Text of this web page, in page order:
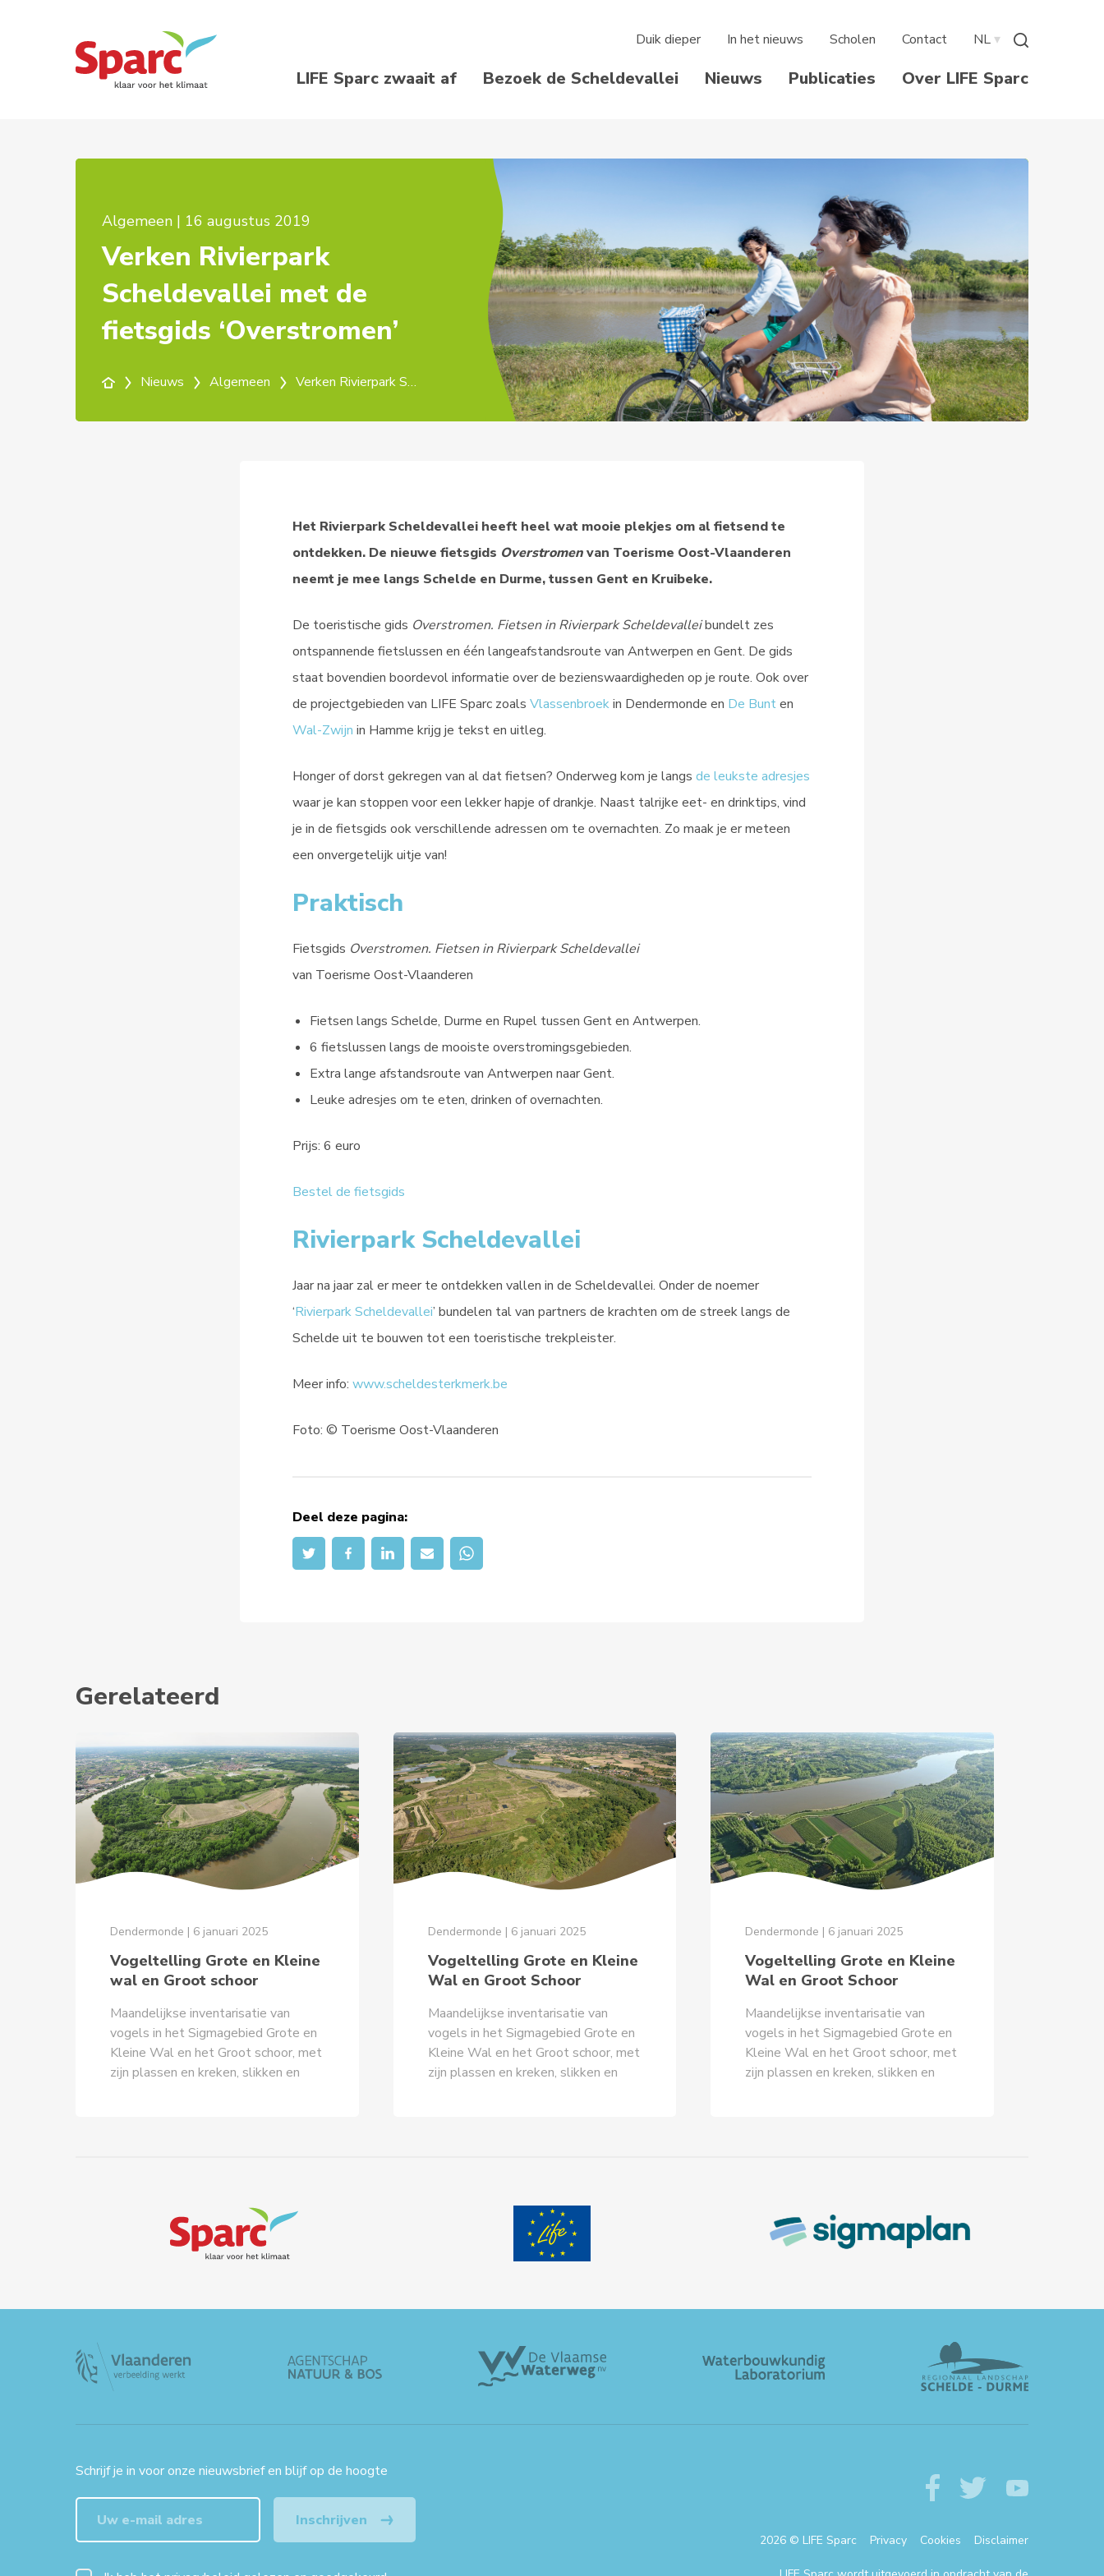
Duik dieper In het nieuws Scholen Contact NL▾
LIFE Sparc zwaait af Bezoek de Scheldevallei Nieuws Publicaties Over LIFE Sparc
Algemeen | 16 augustus 2019
Verken Rivierpark
Scheldevallei met de
fietsgids ‘Overstromen’
Nieuws Algemeen Verken Rivierpark Scheldevallei met de fietsgids ‘Overstromen’
Het Rivierpark Scheldevallei heeft heel wat mooie plekjes om al fietsend te
ontdekken. De nieuwe fietsgids Overstromenvan Toerisme Oost-Vlaanderen
neemt je mee langs Schelde en Durme, tussen Gent en Kruibeke.
De toeristische gids Overstromen. Fietsen in Rivierpark Scheldevalleibundelt zes
ontspannende fietslussen en één langeafstandsroute van Antwerpen en Gent. De gids
staat bovendien boordevol informatie over de bezienswaardigheden op je route. Ook over
de projectgebieden van LIFE Sparc zoals Vlassenbroekin Dendermonde en De Bunten
Wal-Zwijn in Hamme krijg je tekst en uitleg.
Honger of dorst gekregen van al dat fietsen? Onderweg kom je langs de leukste adresjes
waar je kan stoppen voor een lekker hapje of drankje. Naast talrijke eet- en drinktips, vind
je in de fietsgids ook verschillende adressen om te overnachten. Zo maak je er meteen
een onvergetelijk uitje van!
Praktisch
Fietsgids Overstromen. Fietsen in Rivierpark Scheldevallei
van Toerisme Oost-Vlaanderen
Fietsen langs Schelde, Durme en Rupel tussen Gent en Antwerpen.
6 fietslussen langs de mooiste overstromingsgebieden.
Extra lange afstandsroute van Antwerpen naar Gent.
Leuke adresjes om te eten, drinken of overnachten.
Prijs: 6 euro
Bestel de fietsgids
Rivierpark Scheldevallei
Jaar na jaar zal er meer te ontdekken vallen in de Scheldevallei. Onder de noemer
‘Rivierpark Scheldevallei’ bundelen tal van partners de krachten om de streek langs de
Schelde uit te bouwen tot een toeristische trekpleister.
Meer info: www.scheldesterkmerk.be
Foto: © Toerisme Oost-Vlaanderen
Deel deze pagina:
Gerelateerd
Dendermonde | 6 januari 2025
Vogeltelling Grote en Kleine
wal en Groot schoor
Maandelijkse inventarisatie van
vogels in het Sigmagebied Grote en
Kleine Wal en het Groot schoor, met
zijn plassen en kreken, slikken en
Kastel (13u35). PRAKTISCH
WANNEER: Zaterdag 1 maart
2025, 13.30 u...
Dendermonde | 6 januari 2025
Vogeltelling Grote en Kleine
Wal en Groot Schoor
Maandelijkse inventarisatie van
vogels in het Sigmagebied Grote en
Kleine Wal en het Groot schoor, met
zijn plassen en kreken, slikken en
Kastel (13u35). PRAKTISCH
WANNEER: Zaterdag 1 februari
Dendermonde | 6 januari 2025
Vogeltelling Grote en Kleine
Wal en Groot Schoor
Maandelijkse inventarisatie van
vogels in het Sigmagebied Grote en
Kleine Wal en het Groot schoor, met
zijn plassen en kreken, slikken en
Kastel (13u35). PRAKTISCH
WANNEER: Zaterdag 4 januari
2025, 13.30...
Schrijf je in voor onze nieuwsbrief en blijf op de hoogte
Inschrijven
2026 © LIFE Sparc Privacy Cookies Disclaimer